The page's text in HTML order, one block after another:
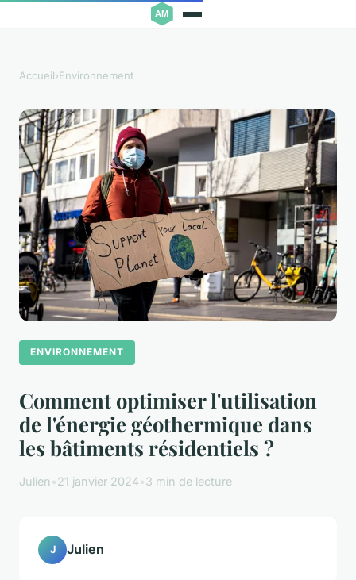
Accueil›Environnement
ENVIRONNEMENT
Comment optimiser l'utilisation
de l'énergie géothermique dans
les bâtiments résidentiels ?
Julien •21 janvier 2024•3 min de lecture
J Julien